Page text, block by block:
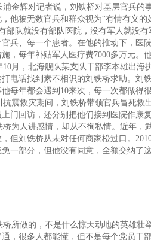
金辉对记者说，刘铁桥对基层官兵的
，他被无数官兵和群众视为“有情有义的
部队就没有部队医院，没有军人就没有
兵、每一个患者。在他的推动下，医
施，每年补贴军人医疗费7000多万元。
月，北海舰队某支队干部李本雄出海
电话找到素不相识的刘铁桥求助。刘
每年都会遇到10来次，每一次都做得很
震救灾期间，刘铁桥带领官兵冒死救
门回访，还分别把他们接到医院作康复
为人讲感情，却从不徇私情。近年，
但刘铁桥从未对任何商家松过口。
一部分，但他没有同意，全额交纳了这
所做的，不是什么惊天动地的英雄壮
，很多人都能懂，但不是每个党员干